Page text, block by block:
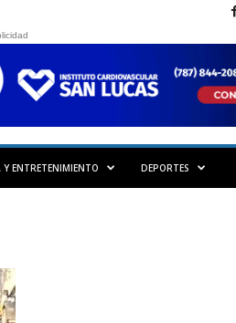
Y ENTRETENIMIENTO DEPORTES